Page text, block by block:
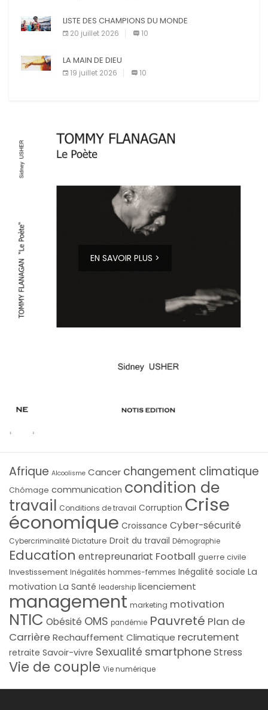
LISTE DES CHAMPIONS DU MONDE
20 juillet 2026 10
LA MAIN DE DIEU
19 juillet 2026 10
EN SAVOIR PLUS >
Afrique Alcoolisme Cancer changement climatique
Chômage communication condition de
travail Conditions de travail Corruption Crise
économique Croissance Cyber-sécurité
Cybercriminalité Dictature Droit du travail Démographie
Education entrepreunariat Football guerre civile
Investissement Inégalités hommes-femmes Inégalité sociale La
motivation La Santé leadership licenciement
management marketing motivation
NTIC Obésité OMS pandémie Pauvreté Plan de
Carrière Rechauffement Climatique recrutement
retraite Savoir-vivre Sexualité smartphoneStress
Vie de couple Vie numérique